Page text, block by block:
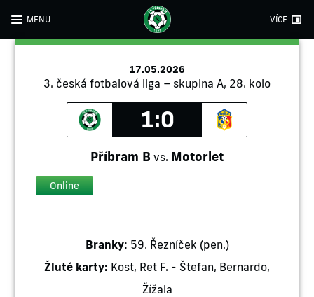
MENU VÍCE
17.05.2026
3. česká fotbalová liga – skupina A, 28. kolo
1:0
Příbram B vs. Motorlet
Online
Branky: 59. Řezníček (pen.)
Žluté karty: Kost, Ret F. - Štefan, Bernardo,
Žížala